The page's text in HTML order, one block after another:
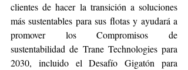
clientes de hacer la transición a soluciones
más sustentables para sus flotas y ayudará a
promover los Compromisos de
sustentabilidad de Trane Technologies para
2030, incluido el Desafío Gigatón para